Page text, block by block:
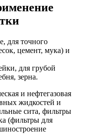
для точного
цемент, мука) и
для грубой
зерна.
и нефтегазовая
жидкостей и
сита, фильтры
(фильтры для